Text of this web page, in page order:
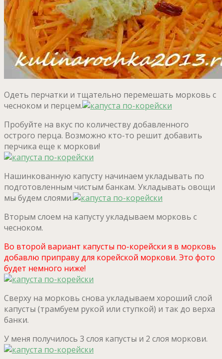
Одеть перчатки и тщательно перемешать морковь с
чесноком и перцем.
Пробуйте на вкус по количеству добавленного
острого перца. Возможно кто-то решит добавить
перчика еще к моркови!
Нашинкованную капусту начинаем укладывать по
подготовленным чистым банкам. Укладывать овощи
мы будем слоями.
Вторым слоем на капусту укладываем морковь с
чесноком.
Во второй вариант капусты по-корейски я в морковь
добавлю приправу для корейской моркови. Это фото
будет немного ниже!
Сверху на морковь снова укладываем хороший слой
капусты (трамбуем рукой или ступкой) и так до верха
банки.
У меня получилось 3 слоя капусты и 2 слоя моркови.